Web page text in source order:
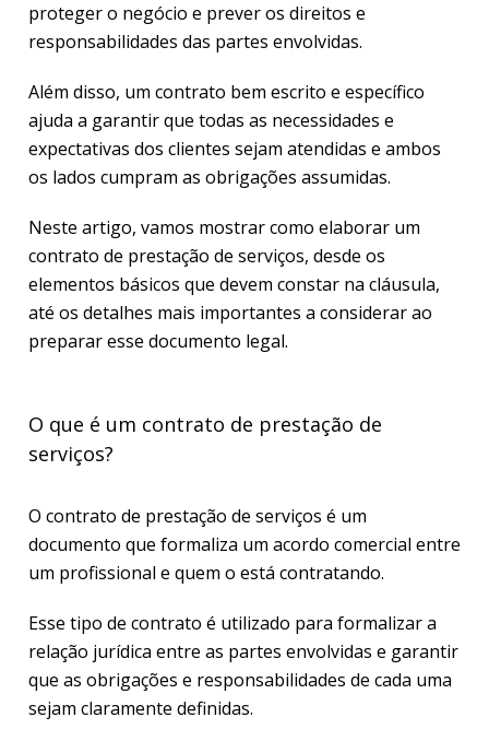
proteger o negócio e prever os direitos e
responsabilidades das partes envolvidas.
Além disso, um contrato bem escrito e específico
ajuda a garantir que todas as necessidades e
expectativas dos clientes sejam atendidas e ambos
os lados cumpram as obrigações assumidas.
Neste artigo, vamos mostrar como elaborar um
contrato de prestação de serviços, desde os
elementos básicos que devem constar na cláusula,
até os detalhes mais importantes a considerar ao
preparar esse documento legal.
O que é um contrato de prestação de
serviços?
O contrato de prestação de serviços é um
documento que formaliza um acordo comercial entre
um profissional e quem o está contratando.
Esse tipo de contrato é utilizado para formalizar a
relação jurídica entre as partes envolvidas e garantir
que as obrigações e responsabilidades de cada uma
sejam claramente definidas.